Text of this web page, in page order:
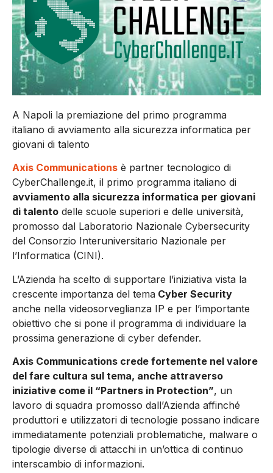
A Napoli la premiazione del primo programma
italiano di avviamento alla sicurezza informatica per
giovani di talento
Axis Communications è partner tecnologico di
CyberChallenge.it, il primo programma italiano di
avviamento alla sicurezza informatica per giovani
di talento delle scuole superiori e delle università,
promosso dal Laboratorio Nazionale Cybersecurity
del Consorzio Interuniversitario Nazionale per
l’Informatica (CINI).
L’Azienda ha scelto di supportare l’iniziativa vista la
crescente importanza del tema Cyber Security
anche nella videosorveglianza IP e per l’importante
obiettivo che si pone il programma di individuare la
prossima generazione di cyber defender.
Axis Communications crede fortemente nel valore
del fare cultura sul tema, anche attraverso
iniziative come il “Partners in Protection”, un
lavoro di squadra promosso dall’Azienda affinché
produttori e utilizzatori di tecnologie possano indicare
immediatamente potenziali problematiche, malware o
tipologie diverse di attacchi in un’ottica di continuo
interscambio di informazioni.